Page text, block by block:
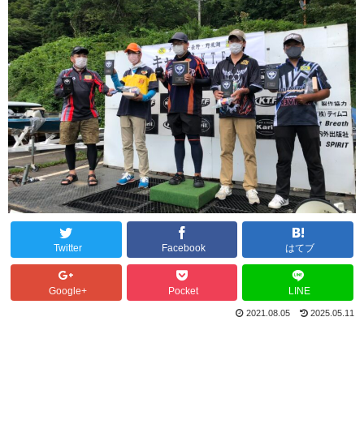
Twitter Facebook はてブ
Google+ Pocket LINE
2021.08.05 2025.05.11